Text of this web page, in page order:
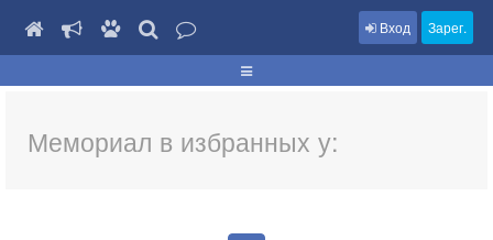
Вход Зарег.
Мемориал в избранных у: